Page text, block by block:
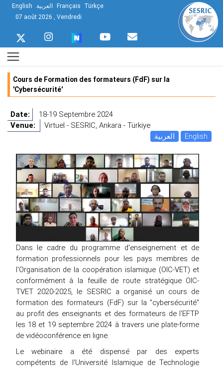
English العربية Français Türkçe
07 août 2026 , Vendredi
Cours de Formation des formateurs (FdF) sur la
'Cybersécurité'
Date:
18-19 Septembre 2024
Venue:
Virtuel - SESRIC, Ankara - Türkiye
العربية
English
Dans le cadre du programme d'enseignement et de
formation professionnels pour les pays membres de
l'Organisation de la coopération islamique (OIC-VET) et
conformément à la feuille de route stratégique OIC-
TVET 2020-2025, le SESRIC a organisé un cours de
formation des formateurs (FdF) sur la "cybersécurité"
au profit des enseignants et des formateurs de l'EFTP
les 18 et 19 septembre 2024 à travers une plate-forme
de vidéoconférence en ligne.
Le webinaire a été dispensé par des experts
compétents de l'Université Islamique de Technologie